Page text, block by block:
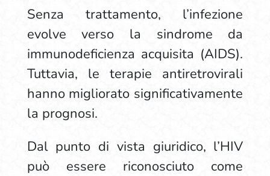
Senza trattamento, l’infezione
evolve verso la sindrome da
immunodeficienza acquisita (AIDS).
Tuttavia, le terapie antiretrovirali
hanno migliorato significativamente
la prognosi.
Dal punto di vista giuridico, l’HIV
può essere riconosciuto come